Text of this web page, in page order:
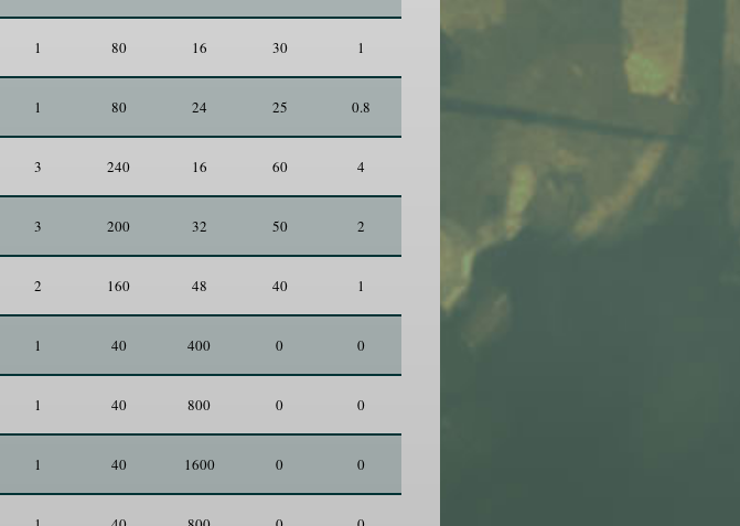
1 80 16 30 1
1 80 24 25 0.8
3 240 16 60 4
3 200 32 50 2
2 160 48 40 1
1 40 400 0 0
1 40 800 0 0
1 40 1600 0 0